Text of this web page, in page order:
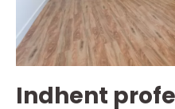
Indhent